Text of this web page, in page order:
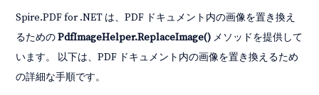
Spire.PDF for .NET は、PDF ドキュメント内の画像を置き換え
るためのPdfImageHelper.ReplaceImage() メソッドを提供して
います。 以下は、PDF ドキュメント内の画像を置き換えるため
の詳細な手順です。